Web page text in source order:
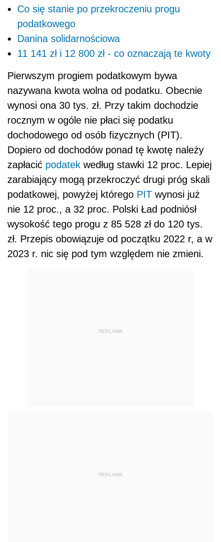
Co się stanie po przekroczeniu progu
podatkowego
Danina solidarnościowa
11 141 zł i 12 800 zł - co oznaczają te kwoty
Pierwszym progiem podatkowym bywa
nazywana kwota wolna od podatku. Obecnie
wynosi ona 30 tys. zł. Przy takim dochodzie
rocznym w ogóle nie płaci się podatku
dochodowego od osób fizycznych (PIT).
Dopiero od dochodów ponad tę kwotę należy
zapłacić podatek według stawki 12 proc. Lepiej
zarabiający mogą przekroczyć drugi próg skali
podatkowej, powyżej którego PIT wynosi już
nie 12 proc., a 32 proc. Polski Ład podniósł
wysokość tego progu z 85 528 zł do 120 tys.
zł. Przepis obowiązuje od początku 2022 r, a w
2023 r. nic się pod tym względem nie zmieni.
REKLAMA
REKLAMA